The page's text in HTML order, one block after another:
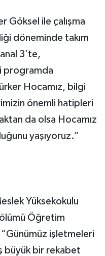
Göksel ile çalışma
döneminde takım
3’te,
programda
Hocamız, bilgi
önemli hatipleri
da olsa Hocamız
yaşıyoruz.”
Yüksekokulu
Öğretim
işletmeleri
büyük bir rekabet